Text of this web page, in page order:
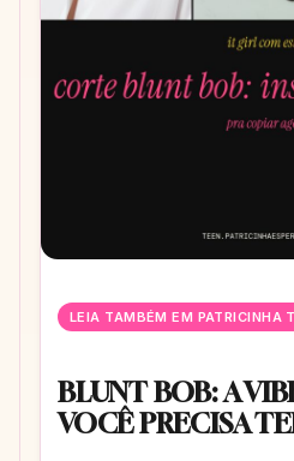
LEIA TAMBÉM EM PATRICINHA
BLUNT BOB: A
VOCÊ PRECISA